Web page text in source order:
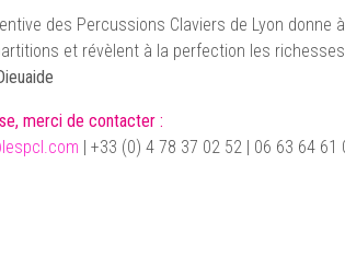
des Percussions Claviers de Lyon
et révèlent à la perfection les
merci de contacter :
| +33 (0) 4 78 37 02 52 | 06 63 64 61